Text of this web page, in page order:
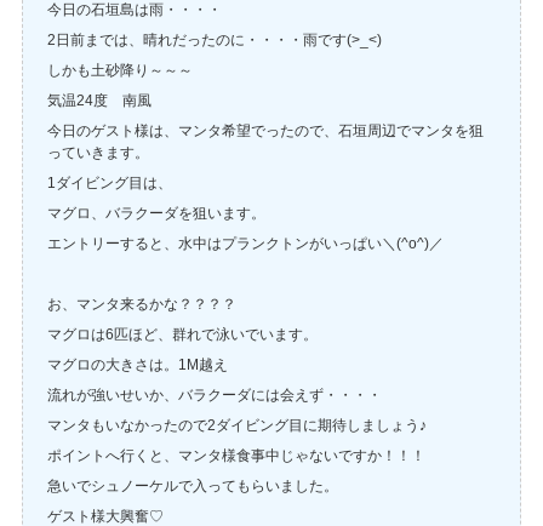
今日の石垣島は雨・・・・
2日前までは、晴れだったのに・・・・雨です(>_<)
しかも土砂降り～～～
気温24度 南風
今日のゲスト様は、マンタ希望でったので、石垣周辺でマンタを狙
っていきます。
1ダイビング目は、
マグロ、バラクーダを狙います。
エントリーすると、水中はプランクトンがいっぱい＼(^o^)／
お、マンタ来るかな？？？？
マグロは6匹ほど、群れで泳いでいます。
マグロの大きさは。1M越え
流れが強いせいか、バラクーダには会えず・・・・
マンタもいなかったので2ダイビング目に期待しましょう♪
ポイントへ行くと、マンタ様食事中じゃないですか！！！
急いでシュノーケルで入ってもらいました。
ゲスト様大興奮♡